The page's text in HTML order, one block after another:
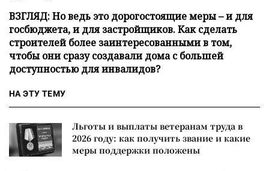
ВЗГЛЯД: Но ведь это дорогостоящие меры–и для
госбюджета, и для застройщиков. Как сделать
строителей более заинтересованными в том,
чтобы они сразу создавали дома с большей
доступностью для инвалидов?
НА ЭТУ ТЕМУ
Льготы и выплаты ветеранам труда в
2026 году: как получить звание и какие
меры поддержки положены